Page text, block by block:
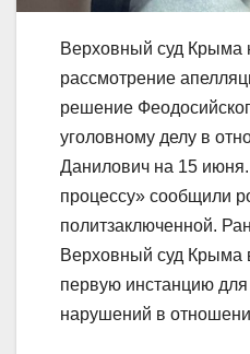
Верховный суд Крыма
рассмотрение
решение
уголовному делу в
Данилович на 15
процессу» сообщили
политзаключенной.
Верховный суд Крыма
первую инстанцию для
нарушений в